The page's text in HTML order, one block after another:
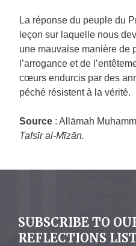
La réponse du peuple du
leçon sur laquelle nous
une mauvaise manière de
l’arrogance et de
cœurs endurcis par des
péché résistent à la vérité.
Source : Allāmah
Tafsīr al-Mīzān.
SUBSCRIBE TO
REFLECTIONS